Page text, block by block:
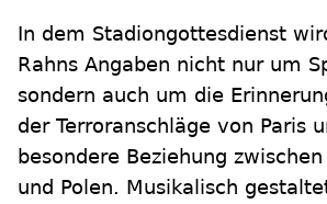
In dem Stadiongottesdienst
Rahns Angaben nicht nur um
sondern auch um die
der Terroranschläge von Paris
besondere Beziehung
und Polen. Musikalisch